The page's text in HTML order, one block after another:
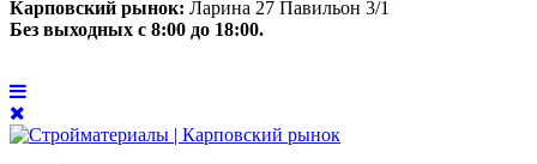
Карповский рынок: Ларина 27 Павильон 3/1
Без выходных с 8:00 до 18:00.